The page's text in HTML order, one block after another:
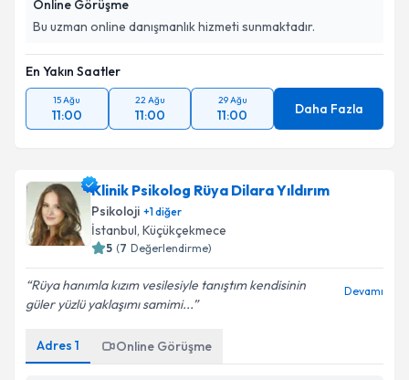
Online Görüşme
Bu uzman online danışmanlık hizmeti sunmaktadır.
En Yakın Saatler
15 Ağu
11:00
22 Ağu
11:00
29 Ağu
11:00 Daha Fazla
Klinik Psikolog Rüya Dilara Yıldırım
Psikoloji +1diğer
İstanbul, Küçükçekmece
5 (7 Değerlendirme)
Rüya hanımla kızım vesilesiyle tanıştım kendisinin
güler yüzlü yaklaşımı samimi...
Devamı
Adres 1 Online Görüşme